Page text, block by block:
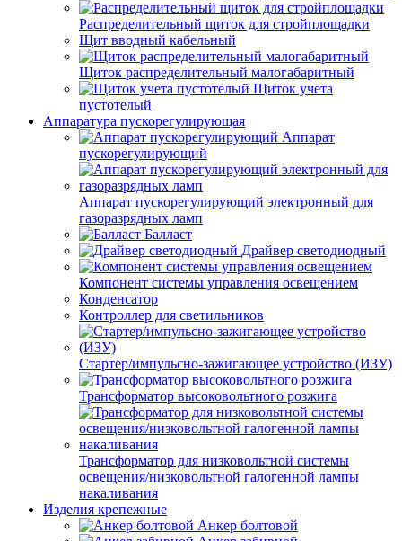
Распределительный щиток для стройплощадки
Щит вводный кабельный
Щиток распределительный малогабаритный
Щиток учета
пустотелый
Аппаратура пускорегулирующая
Аппарат
пускорегулирующий
Аппарат пускорегулирующий электронный для
газоразрядных ламп
Балласт
Драйвер светодиодный
Компонент системы управления освещением
Конденсатор
Контроллер для светильников
Стартер/импульсно-зажигающее устройство (ИЗУ)
Трансформатор высоковольтного розжига
Трансформатор для низковольтной системы
освещения/низковольтной галогенной лампы
накаливания
Изделия крепежные
Анкер болтовой